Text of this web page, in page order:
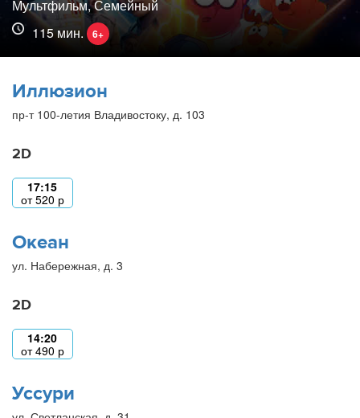
Мультфильм, Семейный
115 мин.
6+
Иллюзион
пр-т 100-летия Владивостоку, д. 103
2D
17:15
от520 р
Океан
ул. Набережная, д. 3
2D
14:20
от490 р
Уссури